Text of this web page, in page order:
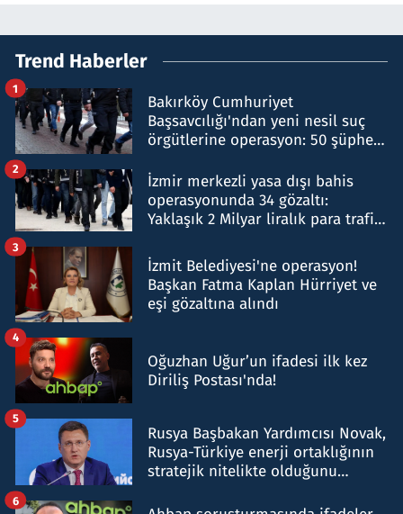
Trend Haberler
Bakırköy Cumhuriyet
Başsavcılığı'ndan yeni nesil suç
örgütlerine operasyon: 50 şüpheli
1
İzmir merkezli yasa dışı bahis
operasyonunda 34 gözaltı:
Yaklaşık 2 Milyar liralık para trafiği
2
İzmit Belediyesi'ne operasyon!
Başkan Fatma Kaplan Hürriyet ve
eşi gözaltına alındı
3
Oğuzhan Uğur’un ifadesi ilk kez
Diriliş Postası'nda!
4
Rusya Başbakan Yardımcısı Novak,
Rusya-Türkiye enerji ortaklığının
stratejik nitelikte olduğunu
5
6